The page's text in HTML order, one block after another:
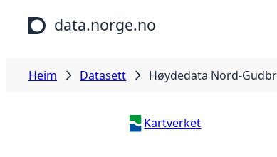
Hopp til hovudinnhald
data.norge.no
Heim Datasett Høydedata Nord-
Kartverket